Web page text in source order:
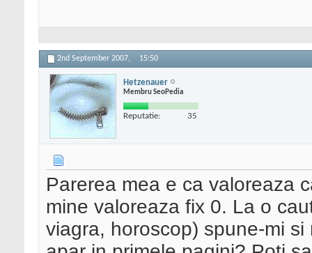
2nd September 2007, 15:50
Hetzenauer
Membru SeoPedia
Reputatie: 35
Parerea mea e ca valoreaza
mine valoreaza fix 0. La o
viagra, horoscop) spune-mi